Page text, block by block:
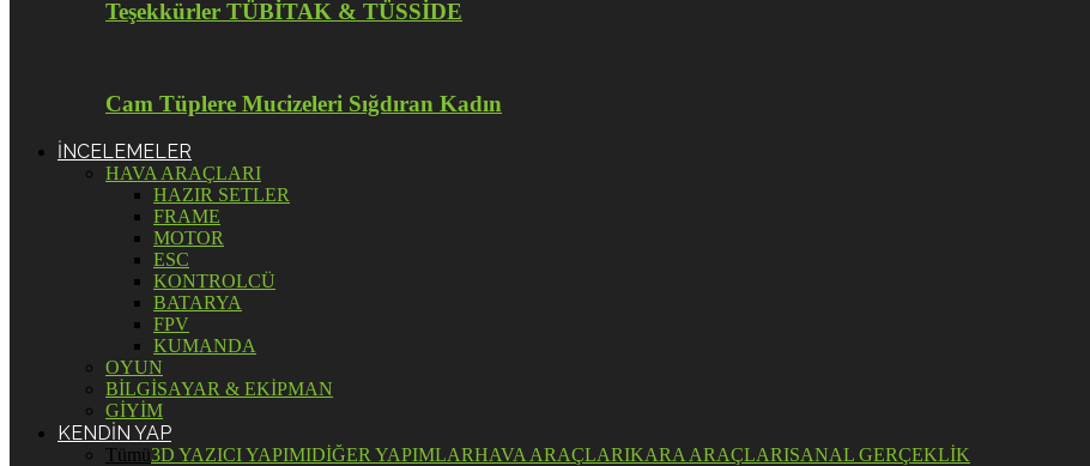
Teşekkürler TÜBİTAK & TÜSSİDE
Cam Tüplere Mucizeleri Sığdıran Kadın
İNCELEMELER
HAVA ARAÇLARI
HAZIR SETLER
FRAME
MOTOR
ESC
KONTROLCÜ
BATARYA
FPV
KUMANDA
OYUN
BİLGİSAYAR & EKİPMAN
GİYİM
KENDİN YAP
Tümü3D YAZICI YAPIMIDİĞER YAPIMLARHAVA ARAÇLARIKARA ARAÇLARISANAL GERÇEKLİK